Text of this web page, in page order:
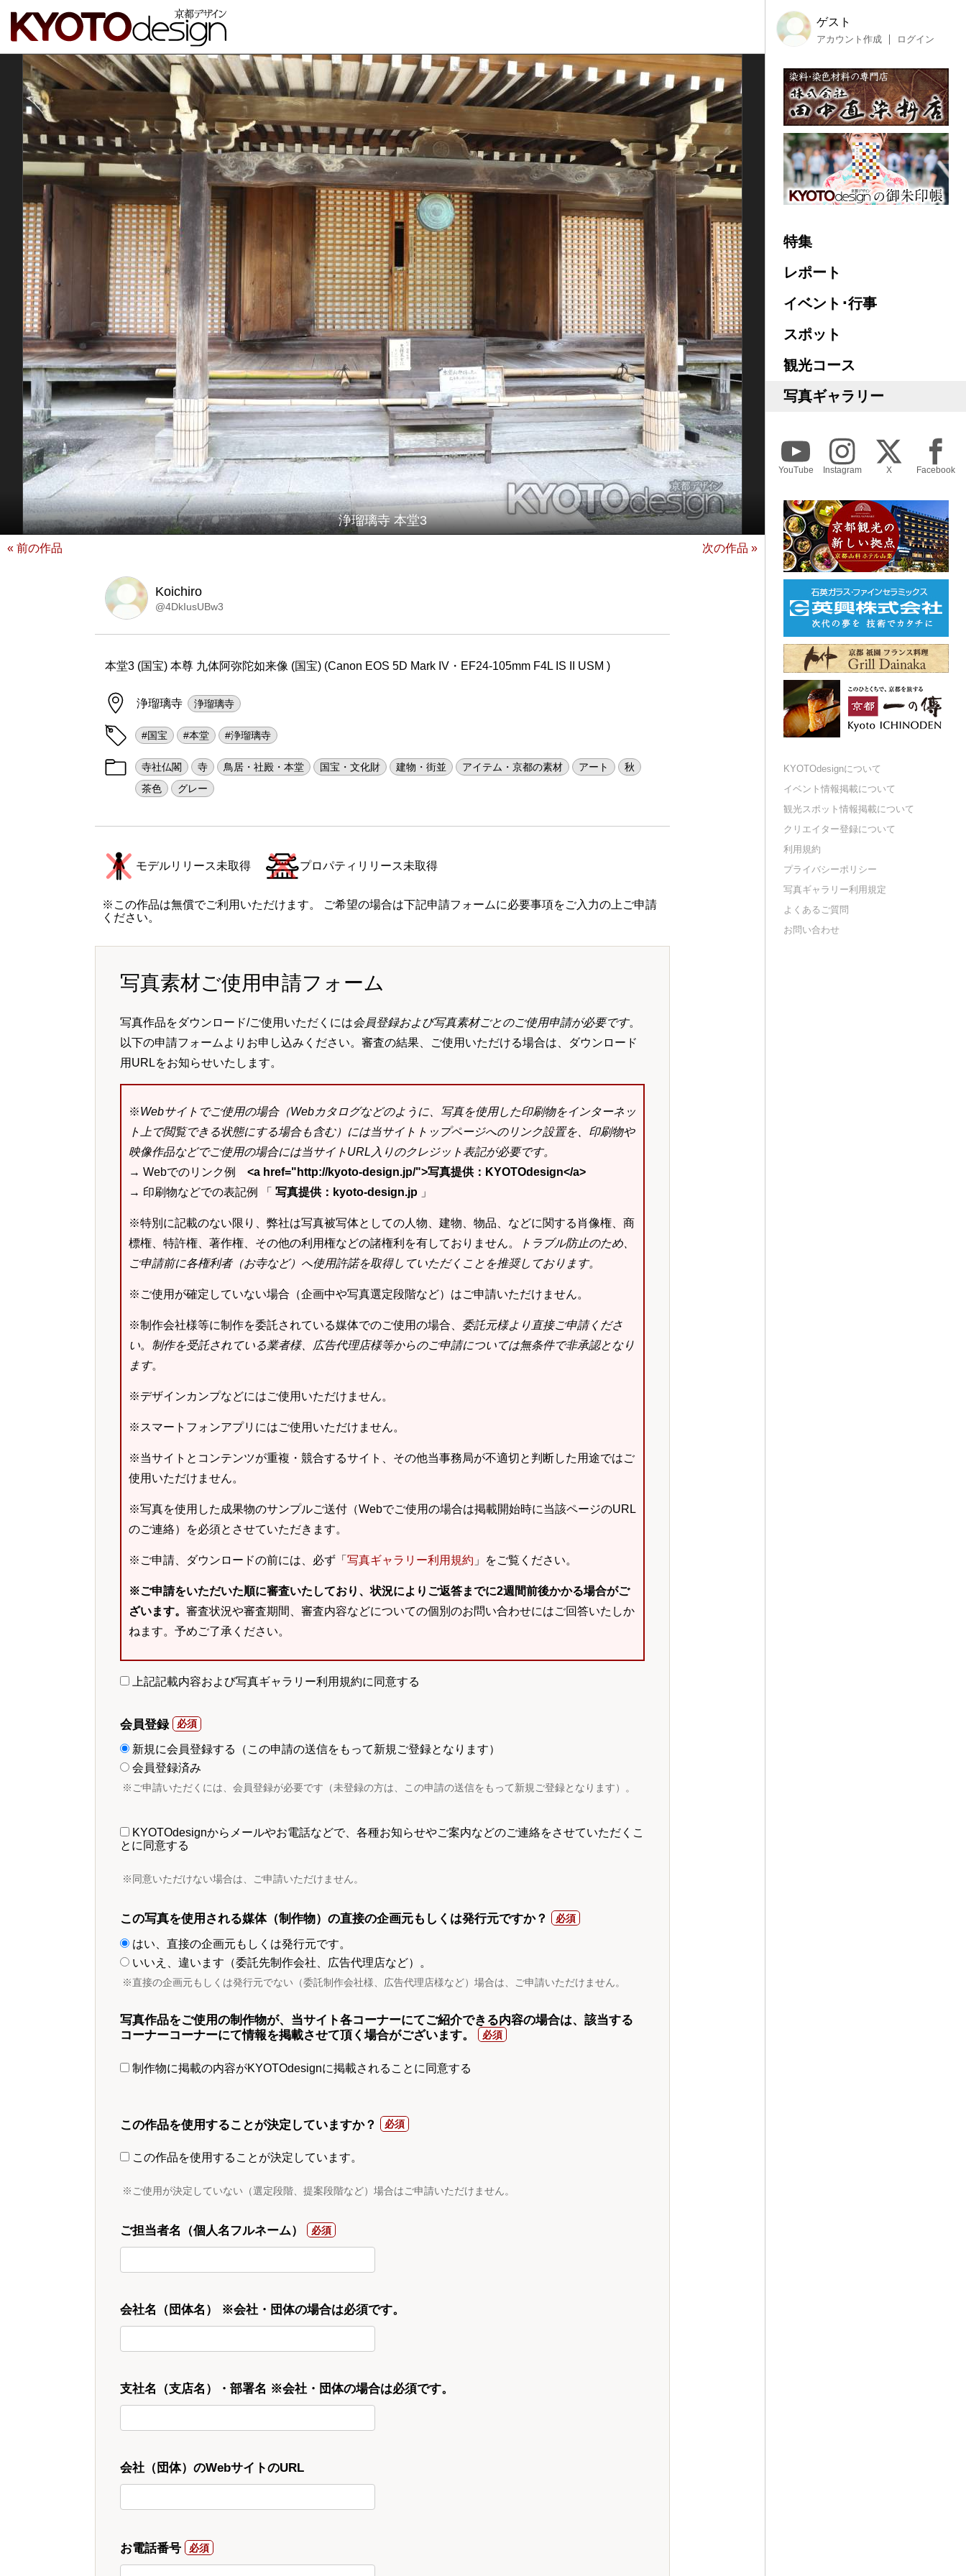
浄瑠璃寺 本堂3
« 前の作品 次の作品 »
Koichiro
@4DkIusUBw3
本堂3 (国宝) 本尊 九体阿弥陀如来像 (国宝) (Canon EOS 5D Mark IV・EF24-105mm F4L IS II USM )
浄瑠璃寺 浄瑠璃寺
#国宝 #本堂 #浄瑠璃寺
寺社仏閣 寺 鳥居・社殿・本堂 国宝・文化財 建物・街並 アイテム・京都の素材 アート
秋
茶色
グレー
モデルリリース未取得 プロパティリリース未取得
※この作品は無償でご利用いただけます。 ご希望の場合は下記申請フォームに必要事項をご入力の上ご申請
ください。
写真素材ご使用申請フォーム
写真作品をダウンロード/ご使用いただくには会員登録および写真素材ごとのご使用申請が必要です。
以下の申請フォームよりお申し込みください。審査の結果、ご使用いただける場合は、ダウンロード
用URLをお知らせいたします。
※Webサイトでご使用の場合（Webカタログなどのように、写真を使用した印刷物をインターネッ
ト上で閲覧できる状態にする場合も含む）には当サイトトップページへのリンク設置を、印刷物や
映像作品などでご使用の場合には当サイトURL入りのクレジット表記が必要です。
→ Webでのリンク例 <a href="http://kyoto-design.jp/">写真提供：KYOTOdesign</a>
→ 印刷物などでの表記例 「 写真提供：kyoto-design.jp 」
※特別に記載のない限り、弊社は写真被写体としての人物、建物、物品、などに関する肖像権、商
標権、特許権、著作権、その他の利用権などの諸権利を有しておりません。
トラブル防止のため、
ご申請前に各権利者（お寺など）へ使用許諾を取得していただくことを推奨しております。
※ご使用が確定していない場合（企画中や写真選定段階など）はご申請いただけません。
※制作会社様等に制作を委託されている媒体でのご使用の場合、 委託元様より直接ご申請くださ
い。 制作を受託されている業者様、広告代理店様等からのご申請については無条件で非承認となり
ます。
※デザインカンプなどにはご使用いただけません。
※スマートフォンアプリにはご使用いただけません。
※当サイトとコンテンツが重複・競合するサイト、その他当事務局が不適切と判断した用途ではご
使用いただけません。
※写真を使用した成果物のサンプルご送付（Webでご使用の場合は掲載開始時に当該ページのURL
のご連絡）を必須とさせていただきます。
※ご申請、ダウンロードの前には、必ず「 写真ギャラリー利用規約 」をご覧ください。
※ご申請をいただいた順に審査いたしており、状況によりご返答までに2週間前後かかる場合がご
ざいます。 審査状況や審査期間、審査内容などについての個別のお問い合わせにはご回答いたしか
ねます。予めご了承ください。
上記記載内容および写真ギャラリー利用規約に同意する
会員登録
新規に会員登録する（この申請の送信をもって新規ご登録となります）
会員登録済み
※ご申請いただくには、会員登録が必要です（未登録の方は、この申請の送信をもって新規ご登録となります）。
KYOTOdesignからメールやお電話などで、各種お知らせやご案内などのご連絡をさせていただくこ
とに同意する
※同意いただけない場合は、ご申請いただけません。
この写真を使用される媒体（制作物）の直接の企画元もしくは発行元ですか？
はい、直接の企画元もしくは発行元です。
いいえ、違います（委託先制作会社、広告代理店など）。
※直接の企画元もしくは発行元でない（委託制作会社様、広告代理店様など）場合は、ご申請いただけません。
写真作品をご使用の制作物が、当サイト各コーナーにてご紹介できる内容の場合は、該当する
コーナーコーナーにて情報を掲載させて頂く場合がございます。
制作物に掲載の内容がKYOTOdesignに掲載されることに同意する
この作品を使用することが決定していますか？
この作品を使用することが決定しています。
※ご使用が決定していない（選定段階、提案段階など）場合はご申請いただけません。
ご担当者名（個人名フルネーム）
会社名（団体名） ※会社・団体の場合は必須です。
支社名（支店名）・部署名 ※会社・団体の場合は必須です。
会社（団体）のWebサイトのURL
お電話番号
ゲスト
アカウント作成 ログイン
特集
レポート
イベント･行事
スポット
観光コース
写真ギャラリー
YouTube Instagram X Facebook
KYOTOdesignについて
イベント情報掲載について
観光スポット情報掲載について
クリエイター登録について
利用規約
プライバシーポリシー
写真ギャラリー利用規定
よくあるご質問
お問い合わせ